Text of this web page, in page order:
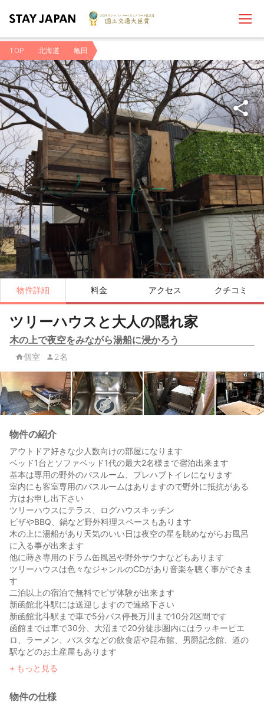
TOP 北海道 亀田
物件詳細 料金 アクセス クチコミ
ツリーハウスと大人の隠れ家
木の上で夜空をみながら湯船に浸かろう
個室 2名
物件の紹介
アウトドア好きな少人数向けの部屋になります
ベッド1台とソファベッド1代の最大2名様まで宿泊出来ます
基本は専用の野外のバスルーム、プレハブトイレになります
室内にも客室専用のバスルームはありますので野外に抵抗がある
方はお申し出下さい
ツリーハウスにテラス、ログハウスキッチン
ピザやBBQ、鍋など野外料理スペースもあります
木の上に湯船があり天気のいい日は夜空の星を眺めながらお風呂
に入る事が出来ます
他に蒔き専用のドラム缶風呂や野外サウナなどもあります
ツリーハウスは色々なジャンルのCDがあり音楽を聴く事ができま
す
二泊以上の宿泊で無料でピザ体験が出来ます
新函館北斗駅には送迎しますので連絡下さい
新函館北斗駅まで車で5分バス停長万川まで10分2区間です
函館までは車で30分、大沼まで20分徒歩圏内にはラッキーピエ
ロ、ラーメン、パスタなどの飲食店や昆布館、男爵記念館、道の
駅などのお土産屋もあります
もっと見る
物件の仕様